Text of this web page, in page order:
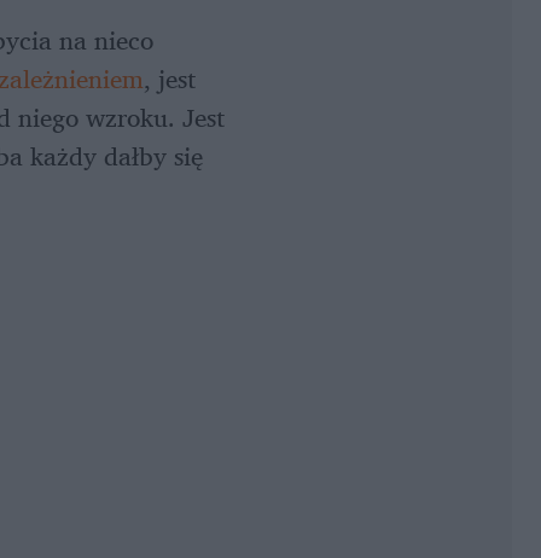
na nieco
, jest
niego wzroku. Jest
każdy dałby się